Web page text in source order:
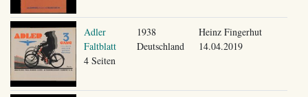
Adler
Faltblatt
4 Seiten
1938
Deutschland
Heinz Fingerhut
14.04.2019